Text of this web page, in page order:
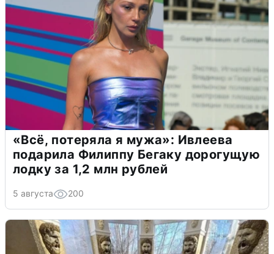
«Всё, потеряла я мужа»: Ивлеева
подарила Филиппу Бегаку дорогущую
лодку за 1,2 млн рублей
5 августа 200